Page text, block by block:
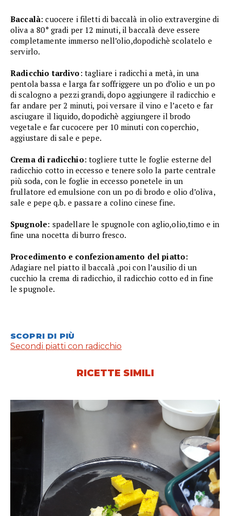
Baccalà: cuocere i filetti di baccalà in olio extravergine di
oliva a 80° gradi per 12 minuti, il baccalà deve essere
completamente immerso nell’olio,dopodichè scolatelo e
servirlo.
Radicchio tardivo : tagliare i radicchi a metà, in una
pentola bassa e larga far soffriggere un po d’olio e un po
di scalogno a pezzi grandi, dopo aggiungere il radicchio e
far andare per 2 minuti, poi versare il vino e l’aceto e far
asciugare il liquido, dopodichè aggiungere il brodo
vegetale e far cucocere per 10 minuti con coperchio,
aggiustare di sale e pepe.
Crema di radicchio: togliere tutte le foglie esterne del
radicchio cotto in eccesso e tenere solo la parte centrale
più soda, con le foglie in eccesso ponetele in un
frullatore ed emulsione con un po di brodo e olio d’oliva,
sale e pepe q.b. e passare a colino cinese fine.
Spugnole: spadellare le spugnole con aglio,olio,timo e in
fine una nocetta di burro fresco.
Procedimento e confezionamento del piatto:
Adagiare nel piatto il baccalà ,poi con l’ausilio di un
cucchio la crema di radicchio, il radicchio cotto ed in fine
le spugnole.
SCOPRI DI PIÙ
Secondi piatti con radicchio
RICETTE SIMILI